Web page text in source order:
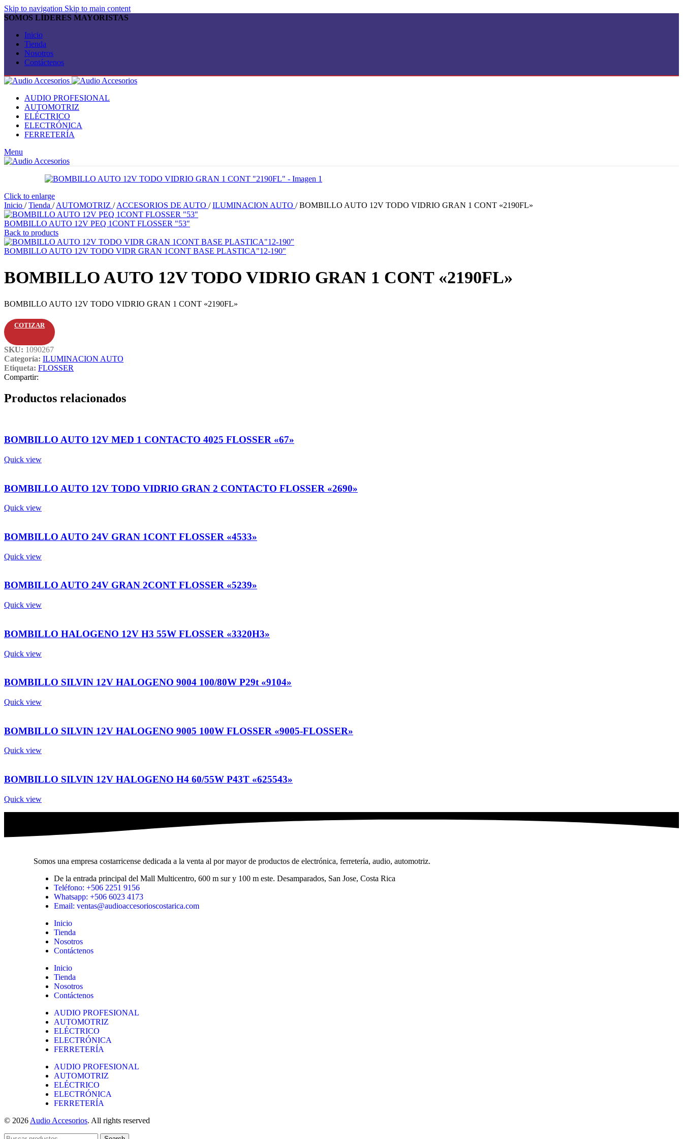
Skip to navigation Skip to main content
SOMOS LÍDERES MAYORISTAS
Inicio
Tienda
Nosotros
Contáctenos
AUDIO PROFESIONAL
AUTOMOTRIZ
ELÉCTRICO
ELECTRÓNICA
FERRETERÍA
Menu
Click to enlarge
Inicio / Tienda / AUTOMOTRIZ / ACCESORIOS DE AUTO / ILUMINACION AUTO / BOMBILLO AUTO 12V TODO VIDRIO GRAN 1 CONT «2190FL»
BOMBILLO AUTO 12V PEQ 1CONT FLOSSER "53"
Back to products
BOMBILLO AUTO 12V TODO VIDR GRAN 1CONT BASE PLASTICA"12-190"
BOMBILLO AUTO 12V TODO VIDRIO GRAN 1 CONT «2190FL»
BOMBILLO AUTO 12V TODO VIDRIO GRAN 1 CONT «2190FL»
COTIZAR
SKU: 1090267
Categoría: ILUMINACION AUTO
Etiqueta: FLOSSER
Compartir:
Productos relacionados
BOMBILLO AUTO 12V MED 1 CONTACTO 4025 FLOSSER «67»
Quick view
BOMBILLO AUTO 12V TODO VIDRIO GRAN 2 CONTACTO FLOSSER «2690»
Quick view
BOMBILLO AUTO 24V GRAN 1CONT FLOSSER «4533»
Quick view
BOMBILLO AUTO 24V GRAN 2CONT FLOSSER «5239»
Quick view
BOMBILLO HALOGENO 12V H3 55W FLOSSER «3320H3»
Quick view
BOMBILLO SILVIN 12V HALOGENO 9004 100/80W P29t «9104»
Quick view
BOMBILLO SILVIN 12V HALOGENO 9005 100W FLOSSER «9005-FLOSSER»
Quick view
BOMBILLO SILVIN 12V HALOGENO H4 60/55W P43T «625543»
Quick view
Somos una empresa costarricense dedicada a la venta al por mayor de productos de electrónica, ferretería, audio, automotriz.
De la entrada principal del Mall Multicentro, 600 m sur y 100 m este. Desamparados, San Jose, Costa Rica
Teléfono: +506 2251 9156
Whatsapp: +506 6023 4173
Email: ventas@audioaccesorioscostarica.com
Inicio
Tienda
Nosotros
Contáctenos
Inicio
Tienda
Nosotros
Contáctenos
AUDIO PROFESIONAL
AUTOMOTRIZ
ELÉCTRICO
ELECTRÓNICA
FERRETERÍA
AUDIO PROFESIONAL
AUTOMOTRIZ
ELÉCTRICO
ELECTRÓNICA
FERRETERÍA
© 2026 Audio Accesorios. All rights reserved